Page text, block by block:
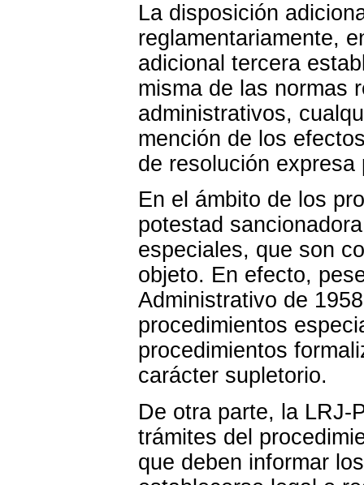
La disposición
reglamentariamente,
adicional tercera
misma de las normas
administrativos,
mención de los
de resolución expresa
En el ámbito de los
potestad
especiales, que son
objeto. En efecto,
Administrativo de
procedimientos
procedimientos
carácter supletorio.
De otra parte, la LRJ-
trámites del
que deben informar